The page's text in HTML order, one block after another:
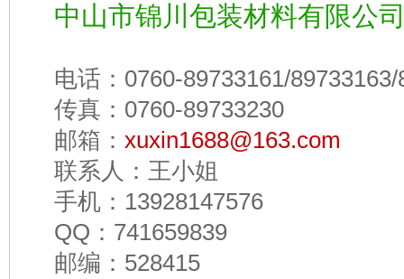
中山市锦川包装材料有限公
电话：0760-89733161/89733163/
传真：0760-89733230
邮箱： xuxin1688@163.com
联系人：王小姐
手机：13928147576
QQ：741659839
邮编：528415